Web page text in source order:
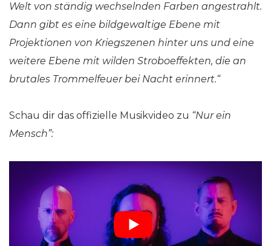
Welt von ständig wechselnden Farben angestrahlt.
Dann gibt es eine bildgewaltige Ebene mit
Projektionen von Kriegszenen hinter uns und eine
weitere Ebene mit wilden Stroboeffekten, die an
brutales Trommelfeuer bei Nacht erinnert.“
Schau dir das offizielle Musikvideo zu “Nur ein
Mensch”: